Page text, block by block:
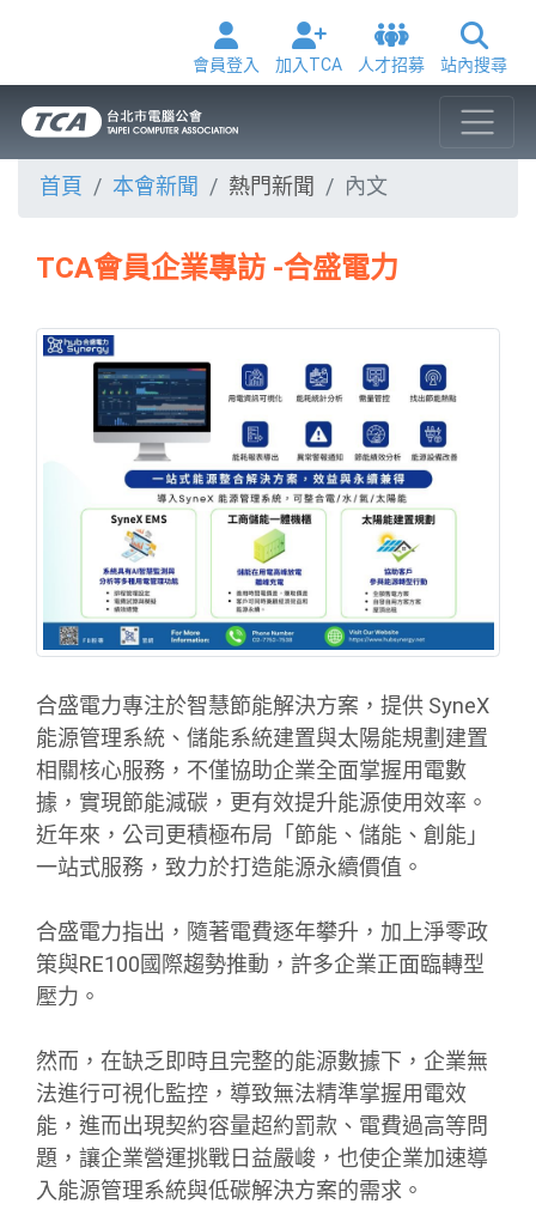
會員登入 加入TCA 人才招募 站內搜尋
首頁 本會新聞 熱門新聞 內文
TCA會員企業專訪 -合盛電力
合盛電力專注於智慧節能解決方案，提供 SyneX
能源管理系統、儲能系統建置與太陽能規劃建置
相關核心服務，不僅協助企業全面掌握用電數
據，實現節能減碳，更有效提升能源使用效率。
近年來，公司更積極布局「節能、儲能、創能」
一站式服務，致力於打造能源永續價值。
合盛電力指出，隨著電費逐年攀升，加上淨零政
策與RE100國際趨勢推動，許多企業正面臨轉型
壓力。
然而，在缺乏即時且完整的能源數據下，企業無
法進行可視化監控，導致無法精準掌握用電效
能，進而出現契約容量超約罰款、電費過高等問
題，讓企業營運挑戰日益嚴峻，也使企業加速導
入能源管理系統與低碳解決方案的需求。